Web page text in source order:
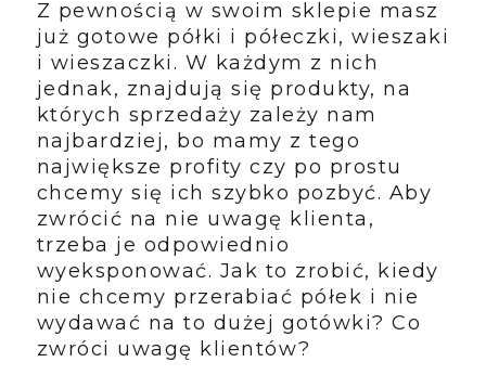
Z pewnością w swoim sklepie masz
już gotowe półki i półeczki, wieszaki
i wieszaczki. W każdym z nich
jednak, znajdują się produkty, na
których sprzedaży zależy nam
najbardziej, bo mamy z tego
największe profity czy po prostu
chcemy się ich szybko pozbyć. Aby
zwrócić na nie uwagę klienta,
trzeba je odpowiednio
wyeksponować. Jak to zrobić, kiedy
nie chcemy przerabiać półek i nie
wydawać na to dużej gotówki? Co
zwróci uwagę klientów?